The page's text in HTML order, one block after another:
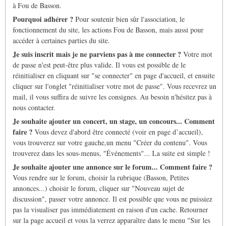
à Fou de Basson.
Pourquoi adhérer ? Pour soutenir bien sûr l'association, le
fonctionnement du site, les actions Fou de Basson, mais aussi pour
accéder à certaines parties du site.
Je suis inscrit mais je ne parviens pas à me connecter ? Votre mot
de passe n'est peut-être plus valide. Il vous est possible de le
réinitialiser en cliquant sur "se connecter" en page d'accueil, et ensuite
cliquer sur l'onglet "réinitialiser votre mot de passe". Vous recevrez un
mail, il vous suffira de suivre les consignes. Au besoin n'hésitez pas à
nous contacter.
Je souhaite ajouter un concert, un stage, un concours... Comment
faire ? Vous devez d'abord être connecté (voir en page d’accueil),
vous trouverez sur votre gauche,un menu "Créer du contenu". Vous
trouverez dans les sous-menus, "Événements"... La suite est simple !
Je souhaite ajouter une annonce sur le forum... Comment faire ?
Vous rendre sur le forum, choisir la rubrique (Basson, Petites
annonces...) choisir le forum, cliquer sur "Nouveau sujet de
discussion", passer votre annonce. Il est possible que vous ne puissiez
pas la visualiser pas immédiatement en raison d'un cache. Retourner
sur la page accueil et vous la verrez apparaître dans le menu "Sur les